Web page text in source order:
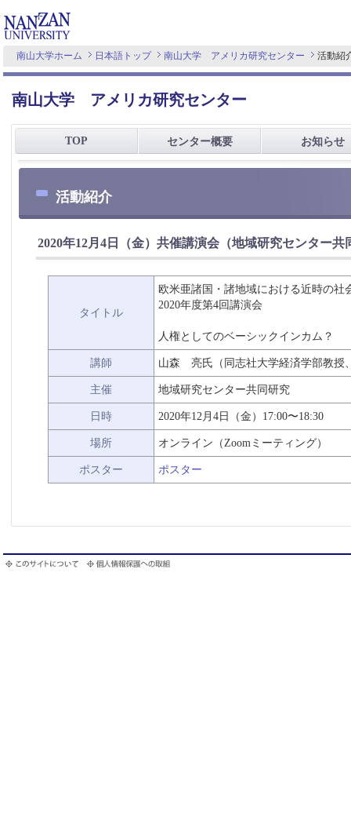
南山大学ホーム 日本語トップ 南山大学 アメリカ研究センター 活動紹
南山大学 アメリカ研究センター
TOP センター概要 お知らせ
活動紹介
2020年12月4日（金）共催講演会（地域研究センター
タイトル
欧米亜諸国・諸地域における近時の社
2020年度第4回講演会
人権としてのベーシックインカム？
講師 山森 亮氏（同志社大学経済学部教授
主催 地域研究センター共同研究
日時 2020年12月4日（金）17:00〜18:30
場所 オンライン（Zoomミーティング）
ポスター ポスター